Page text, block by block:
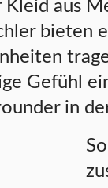
aus
bieten
Gefühl
in